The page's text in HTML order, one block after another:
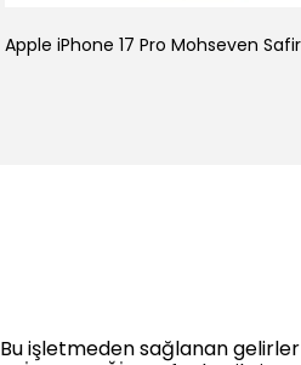
Bu işletmeden sağlanan gelirler